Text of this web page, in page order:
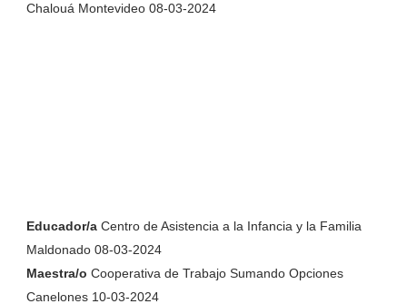
Chalouá Montevideo 08-03-2024
Educador/aCentro de Asistencia a la Infancia y la Familia
Maldonado 08-03-2024
Maestra/o Cooperativa de Trabajo Sumando Opciones
Canelones 10-03-2024